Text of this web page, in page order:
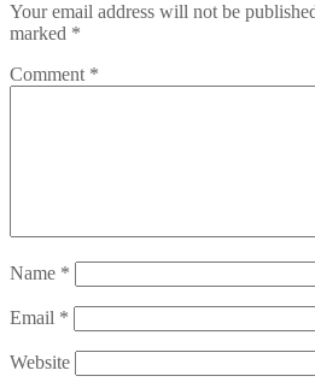
Your email address will not be
marked *
Comment *
Name *
Email *
Website